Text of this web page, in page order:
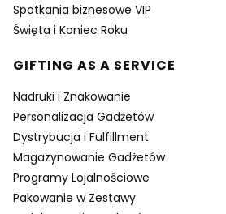
Spotkania biznesowe VIP
Święta i Koniec Roku
GIFTING AS A SERVICE
Nadruki i Znakowanie
Personalizacja Gadżetów
Dystrybucja i Fulfillment
Magazynowanie Gadżetów
Programy Lojalnościowe
Pakowanie w Zestawy